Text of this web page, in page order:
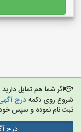
اگر شما هم تمایل
شروع روی دکمهدرج
ثبت نام نموده و سپس
درج